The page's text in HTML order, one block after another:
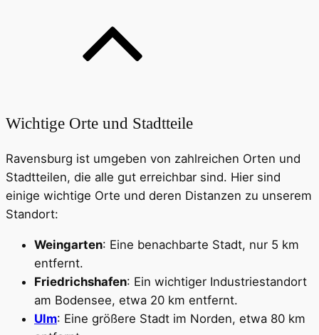
Wichtige Orte und Stadtteile
Ravensburg ist umgeben von zahlreichen Orten und
Stadtteilen, die alle gut erreichbar sind. Hier sind
einige wichtige Orte und deren Distanzen zu unserem
Standort:
Weingarten: Eine benachbarte Stadt, nur 5 km
entfernt.
Friedrichshafen: Ein wichtiger Industriestandort
am Bodensee, etwa 20 km entfernt.
Ulm: Eine größere Stadt im Norden, etwa 80 km